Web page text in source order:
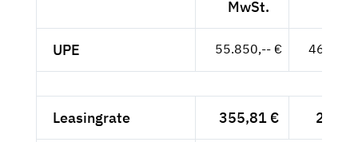
MwSt.
UPE 55.850,-- €
Leasingrate 355,81 €